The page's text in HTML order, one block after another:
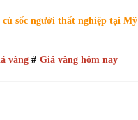
sốc người thất nghiệp tại Mỹ
vàng # Giá vàng hôm nay